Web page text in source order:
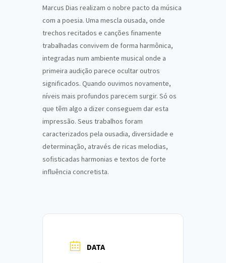
Marcus Dias realizam o nobre pacto da música
com a poesia. Uma mescla ousada, onde
trechos recitados e canções finamente
trabalhadas convivem de forma harmônica,
integradas num ambiente musical onde a
primeira audição parece ocultar outros
significados. Quando ouvimos novamente,
níveis mais profundos parecem surgir. Só os
que têm algo a dizer conseguem dar esta
impressão. Seus trabalhos foram
caracterizados pela ousadia, diversidade e
determinação, através de ricas melodias,
sofisticadas harmonias e textos de forte
influência concretista.
DATA